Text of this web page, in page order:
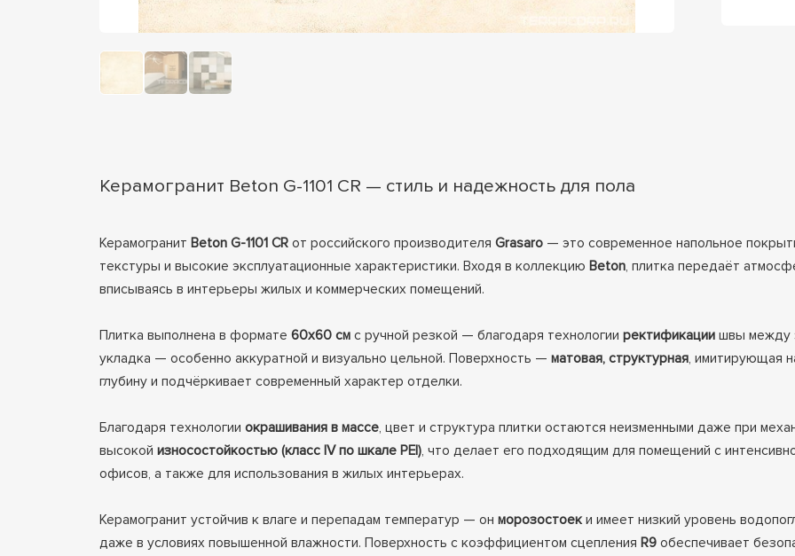
Керамогранит Beton G-1101 CR — стиль и надежность для пола
Керамогранит Beton G-1101 CRот российского производителя Grasaro— это современное напольное
текстуры и высокие эксплуатационные характеристики. Входя в коллекцию Beton, плитка передаёт
вписываясь в интерьеры жилых и коммерческих помещений.
Плитка выполнена в формате 60x60 смс ручной резкой — благодаря технологии ректификациишвы между
укладка — особенно аккуратной и визуально цельной. Поверхность — матовая, структурная, имитирующая
глубину и подчёркивает современный характер отделки.
Благодаря технологии окрашивания в массе, цвет и структура плитки остаются неизменными даже при
высокой износостойкостью (класс IV по шкале PEI), что делает его подходящим для помещений с
офисов, а также для использования в жилых интерьерах.
Керамогранит устойчив к влаге и перепадам температур — он морозостоеки имеет низкий уровень
даже в условиях повышенной влажности. Поверхность с коэффициентом сцепления R9обеспечивает